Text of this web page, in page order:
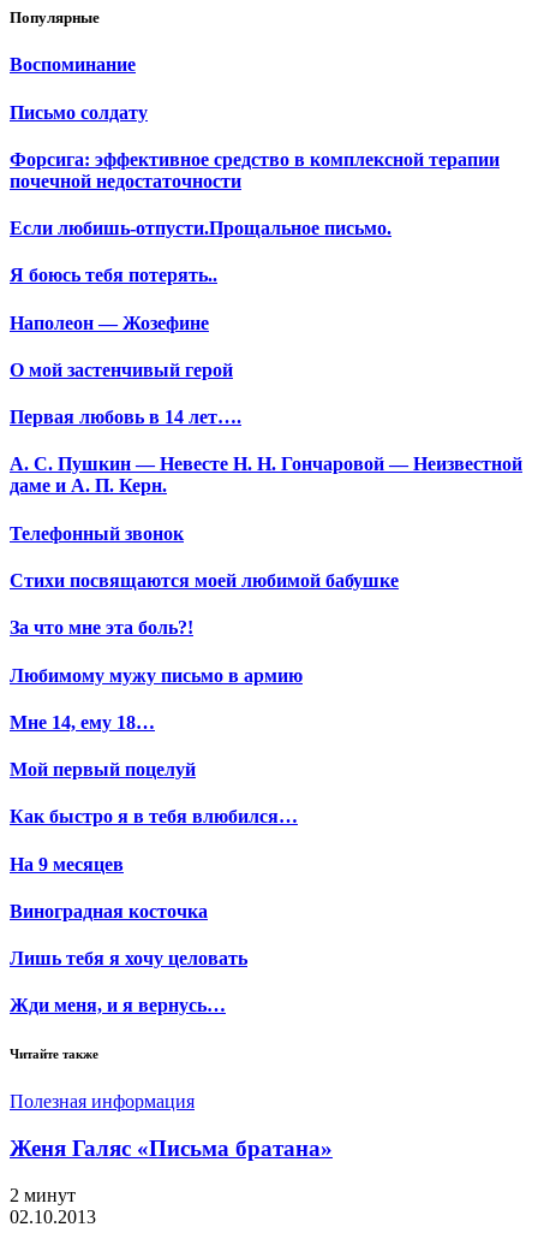
Популярные
Воспоминание
Письмо солдату
Форсига: эффективное средство в комплексной терапии
почечной недостаточности
Если любишь-отпусти.Прощальное письмо.
Я боюсь тебя потерять..
Наполеон — Жозефине
О мой застенчивый герой
Первая любовь в 14 лет….
А. С. Пушкин — Невесте Н. Н. Гончаровой — Неизвестной
даме и А. П. Керн.
Телефонный звонок
Стихи посвящаются моей любимой бабушке
За что мне эта боль?!
Любимому мужу письмо в армию
Мне 14, ему 18…
Мой первый поцелуй
Как быстро я в тебя влюбился…
На 9 месяцев
Виноградная косточка
Лишь тебя я хочу целовать
Жди меня, и я вернусь…
Читайте также
Полезная информация
Женя Галяс «Письма братана»
2 минут
02.10.2013